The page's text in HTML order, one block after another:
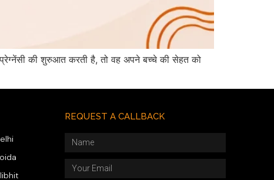
की शुरुआत करती है, तो वह अपने बच्चे की सेहत को
REQUEST A CALLBACK